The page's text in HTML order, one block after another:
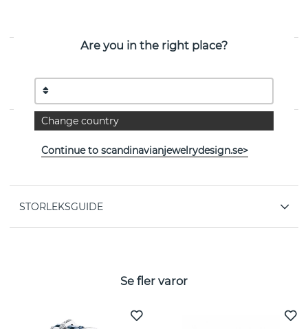
Micro Blink-Pink Sapphire är en ring i sterlingsilver från
svenska Efva Attling
EGENSKAPER
Kollektion: Micro Blink
STORLEKSGUIDE
Se fler varor
Are you in the right place?
Change country
Continue to scandinavianjewelrydesign.se>